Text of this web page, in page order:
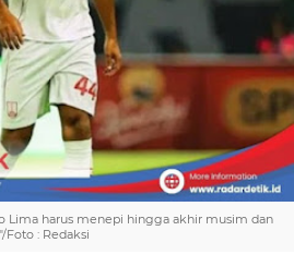
Lima harus menepi hingga akhir musim dan
Foto : Redaksi